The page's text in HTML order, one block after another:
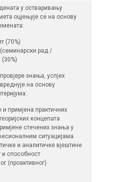
у остваривању
оцјењује се на основу
(70%)
рад /
(30%)
знања, успјех
на основу
и примјена практичних
концепата
стечених знања у
ситуацијама
и аналитичке вјештине
и способност
(проактивног)